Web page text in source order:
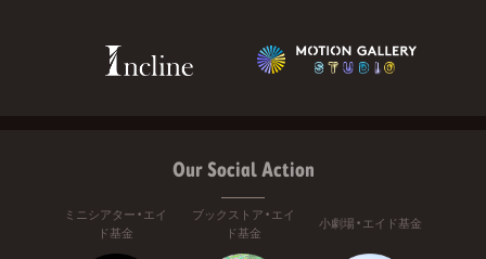
Our Social Action
ミニシアター・エイ
ド基金
ブックストア・エイ
ド基金
小劇場・エイド基金